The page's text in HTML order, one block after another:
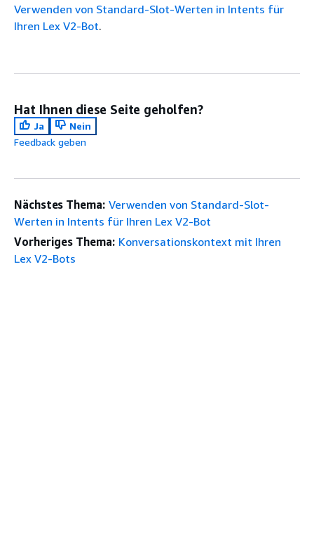
Verwenden von Standard-Slot-Werten in Intents für
Ihren Lex V2-Bot.
Hat Ihnen diese Seite geholfen?
Ja
Nein
Feedback geben
Nächstes Thema: Verwenden von Standard-Slot-
Werten in Intents für Ihren Lex V2-Bot
Vorheriges Thema: Konversationskontext mit Ihren
Lex V2-Bots